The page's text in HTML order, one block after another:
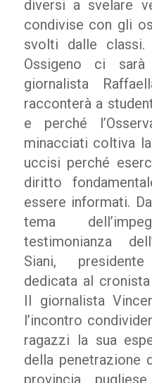
diversi a svelare
condivise con gli
svolti dalle classi.
Ossigeno ci
giornalista
racconterà a
e perché
minacciati coltiva
uccisi perché
diritto
essere informati.
tema
testimonianza
Siani,
dedicata al
Il giornalista
l’incontro
ragazzi la sua
della penetrazione
provincia